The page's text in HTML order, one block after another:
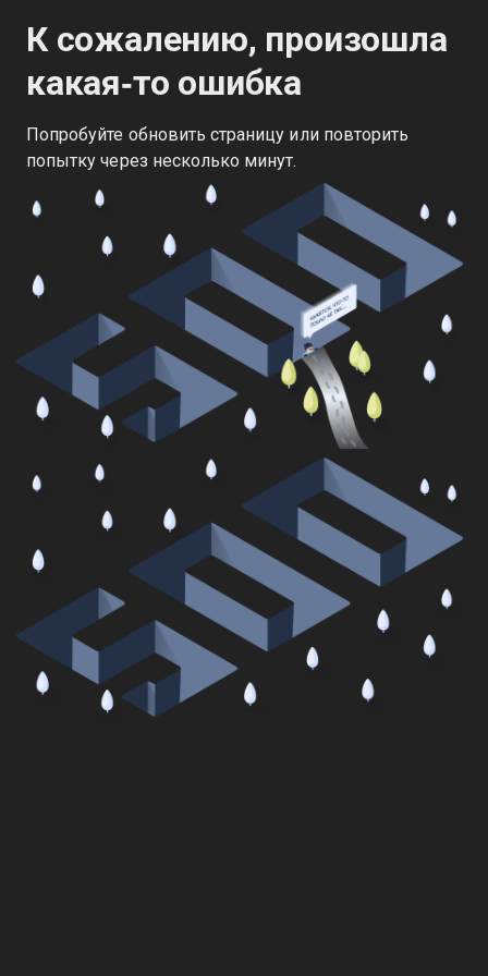
К сожалению, произошла
какая‑то ошибка
Попробуйте обновить страницу или повторить
попытку через несколько минут.